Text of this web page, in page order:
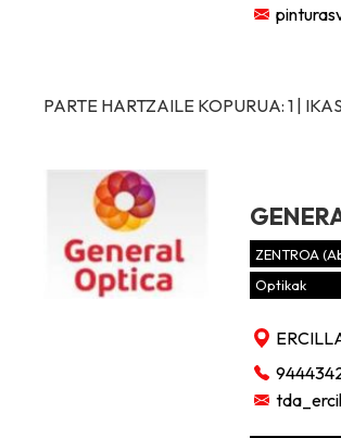
PARTE HARTZAILE KOPURUA: 1 |
ZENTROA
Optikak